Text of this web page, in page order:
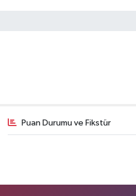
Puan Durumu ve Fikstür